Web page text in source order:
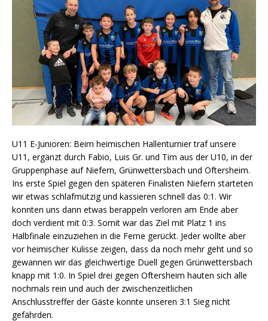
U11 E-Junioren: Beim heimischen Hallenturnier traf unsere
U11, ergänzt durch Fabio, Luis Gr. und Tim aus der U10, in der
Gruppenphase auf Niefern, Grünwettersbach und Oftersheim.
Ins erste Spiel gegen den späteren Finalisten Niefern starteten
wir etwas schlafmützig und kassieren schnell das 0:1. Wir
konnten uns dann etwas berappeln verloren am Ende aber
doch verdient mit 0:3. Somit war das Ziel mit Platz 1 ins
Halbfinale einzuziehen in die Ferne gerückt. Jeder wollte aber
vor heimischer Kulisse zeigen, dass da noch mehr geht und so
gewannen wir das gleichwertige Duell gegen Grünwettersbach
knapp mit 1:0. In Spiel drei gegen Oftersheim hauten sich alle
nochmals rein und auch der zwischenzeitlichen
Anschlusstreffer der Gäste konnte unseren 3:1 Sieg nicht
gefährden.